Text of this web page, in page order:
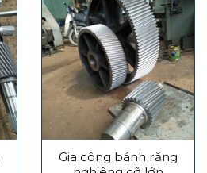
Gia công bánh răng